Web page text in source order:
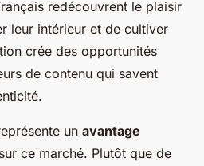
redécouvrent le plaisir
leur intérieur et de cultiver
crée des opportunités
de contenu qui savent
un avantage
sur ce marché. Plutôt que de